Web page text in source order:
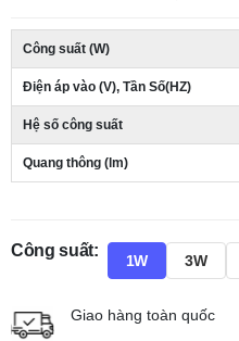
Công suất (W)
Điện áp vào (V), Tần Số(HZ)
Hệ số công suất
Quang thông (lm)
Công suất:
1W 3W
Giao hàng toàn quốc